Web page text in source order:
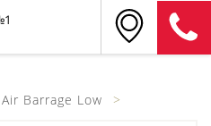
Air Barrage Low